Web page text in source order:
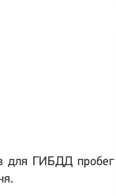
для ГИБДД пробег